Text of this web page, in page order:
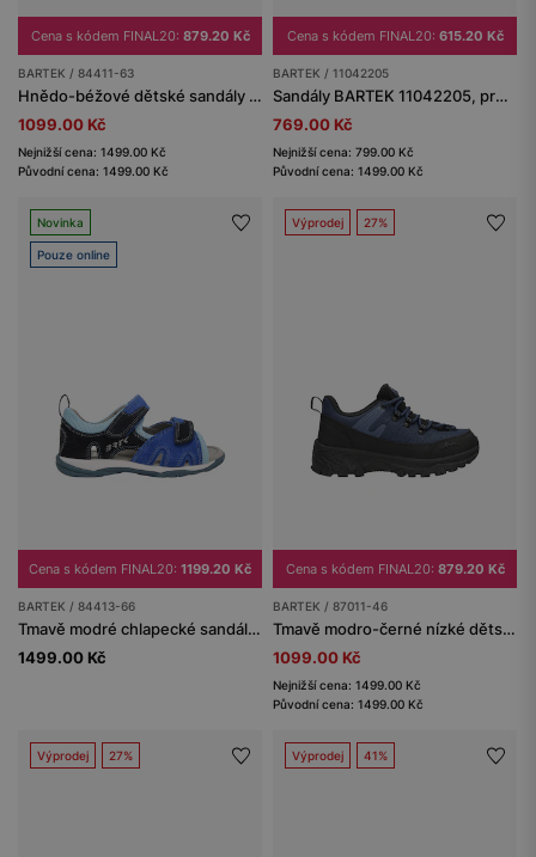
Cena s kódem FINAL20: 879.20 Kč
BARTEK / 84411-63
Hnědo-béžové dětské sandály s aplikací lišky BARTEK 84411-63
1099.00 Kč
Nejnižší cena: 1499.00 Kč
Původní cena: 1499.00 Kč
Cena s kódem FINAL20: 615.20 Kč
BARTEK / 11042205
Sandály BARTEK 11042205, pro chlapce, tmavě modré
769.00 Kč
Nejnižší cena: 799.00 Kč
Původní cena: 1499.00 Kč
Novinka
Pouze online
Cena s kódem FINAL20: 1199.20 Kč
BARTEK / 84413-66
Tmavě modré chlapecké sandály BARTEK 84413-66
1499.00 Kč
Výprodej 27%
Cena s kódem FINAL20: 879.20 Kč
BARTEK / 87011-46
Tmavě modro-černé nízké dětské trekkingové boty BARTEK 87011-46
1099.00 Kč
Nejnižší cena: 1499.00 Kč
Původní cena: 1499.00 Kč
Výprodej 27% Výprodej 41%